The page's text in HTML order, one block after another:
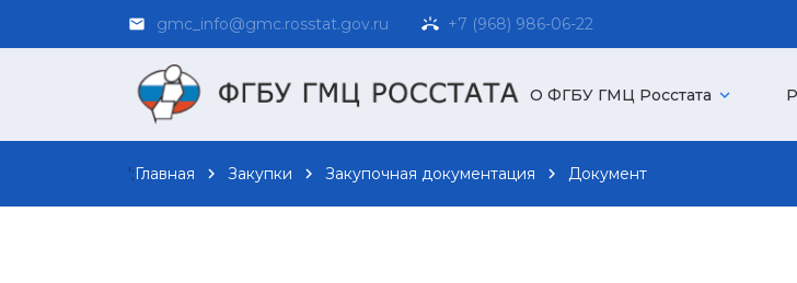
email gmc_info@gmc.rosstat.gov.ru ring_volume +7 (968) 986-06-22
О ФГБУ ГМЦ Росстата expand_more
';Главная chevron_right Закупки chevron_right Закупочная документация chevron_right Документ